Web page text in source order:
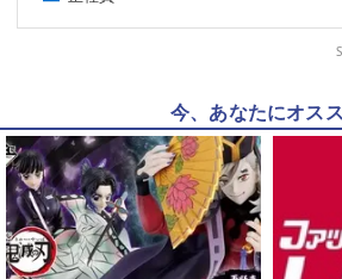
今、あなたにオス